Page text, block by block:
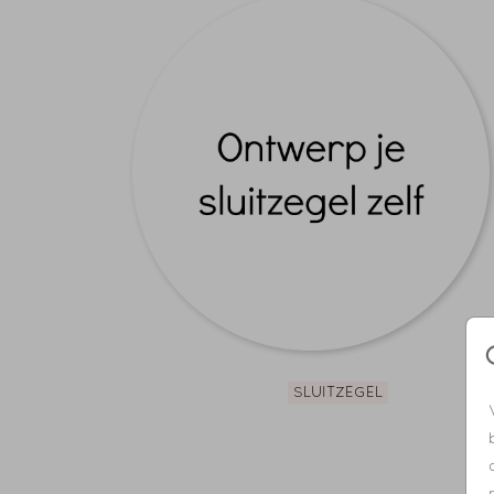
SLUITZEGEL